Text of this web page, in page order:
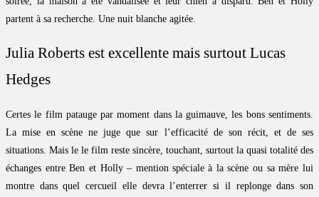
partent à sa recherche. Une nuit blanche agitée.
Julia Roberts est excellente mais surtout Lucas
Hedges
Certes le film patauge par moment dans la guimauve, les bons sentiments.
La mise en scène ne juge que sur l’efficacité de son récit, et de ses
situations. Mais le le film reste sincère, touchant, surtout la quasi totalité des
échanges entre Ben et Holly – mention spéciale à la scène ou sa mère lui
montre dans quel cercueil elle devra l’enterrer si il replonge dans son